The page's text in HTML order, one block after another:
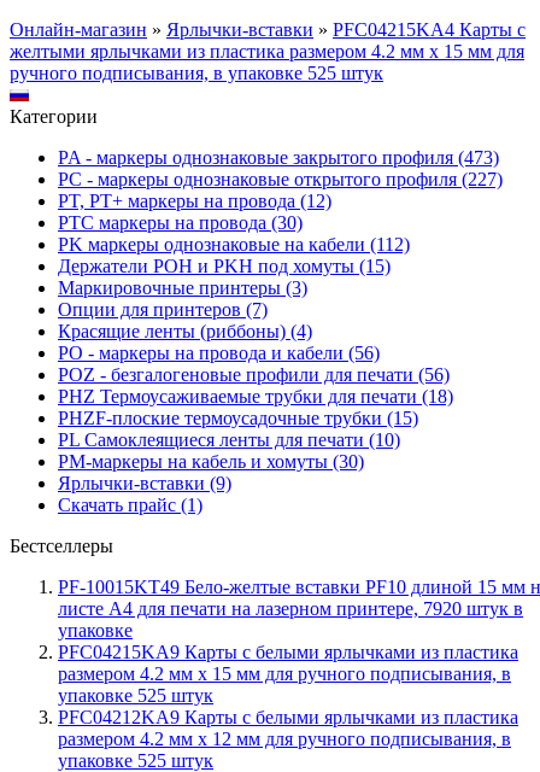
Онлайн-магазин » Ярлычки-вставки » PFC04215KA4 Карты с
желтыми ярлычками из пластика размером 4.2 мм x 15 мм для
ручного подписывания, в упаковке 525 штук
Категории
PA - маркеры однознаковые закрытого профиля (473)
PC - маркеры однознаковые открытого профиля (227)
PT, PT+ маркеры на провода (12)
PTC маркеры на провода (30)
PK маркеры однознаковые на кабели (112)
Держатели POH и PKH под хомуты (15)
Маркировочные принтеры (3)
Опции для принтеров (7)
Красящие ленты (риббоны) (4)
PO - маркеры на провода и кабели (56)
POZ - безгалогеновые профили для печати (56)
PHZ Термоусаживаемые трубки для печати (18)
PHZF-плоские термоусадочные трубки (15)
PL Самоклеящиеся ленты для печати (10)
PM-маркеры на кабель и хомуты (30)
Ярлычки-вставки (9)
Скачать прайс (1)
Бестселлеры
PF-10015KT49 Бело-желтые вставки PF10 длиной 15 мм
листе А4 для печати на лазерном принтере, 7920 штук в
упаковке
PFC04215KA9 Карты с белыми ярлычками из пластика
размером 4.2 мм x 15 мм для ручного подписывания, в
упаковке 525 штук
PFC04212KA9 Карты с белыми ярлычками из пластика
размером 4.2 мм x 12 мм для ручного подписывания, в
упаковке 525 штук